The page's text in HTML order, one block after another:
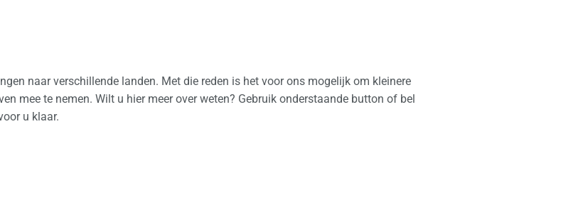
naar verschillende landen. Met die reden is het voor ons mogelijk om kleinere
mee te nemen. Wilt u hier meer over weten? Gebruik onderstaande button of bel
u klaar.